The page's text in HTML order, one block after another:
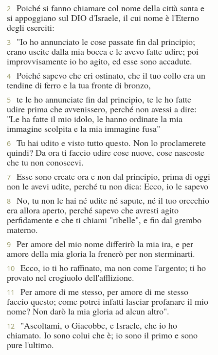
2
Poiché si fanno chiamare col nome della città santa e
si appoggiano sul DIO d'Israele, il cui nome è l'Eterno
degli eserciti:
3
"Io ho annunciato le cose passate fin dal principio;
erano uscite dalla mia bocca e le avevo fatte udire; poi
improvvisamente io ho agito, ed esse sono accadute.
4
Poiché sapevo che eri ostinato, che il tuo collo era un
tendine di ferro e la tua fronte di bronzo,
5
te le ho annunciate fin dal principio, te le ho fatte
udire prima che avvenissero, perché non avessi a dire:
"Le ha fatte il mio idolo, le hanno ordinate la mia
immagine scolpita e la mia immagine fusa"
6
Tu hai udito e visto tutto questo. Non lo proclamerete
quindi? Da ora ti faccio udire cose nuove, cose nascoste
che tu non conoscevi.
7
Esse sono create ora e non dal principio, prima di oggi
non le avevi udite, perché tu non dica: Ecco, io le sapevo
8
No, tu non le hai né udite né sapute, né il tuo orecchio
era allora aperto, perché sapevo che avresti agito
perfidamente e che ti chiami "ribelle", e fin dal grembo
materno.
9
Per amore del mio nome differirò la mia ira, e per
amore della mia gloria la frenerò per non sterminarti.
10
Ecco, io ti ho raffinato, ma non come l'argento; ti ho
provato nel crogiuolo dell'afflizione.
11
Per amore di me stesso, per amore di me stesso
faccio questo; come potrei infatti lasciar profanare il mio
nome? Non darò la mia gloria ad alcun altro".
12
"Ascoltami, o Giacobbe, e Israele, che io ho
chiamato. Io sono colui che è; io sono il primo e sono
pure l'ultimo.